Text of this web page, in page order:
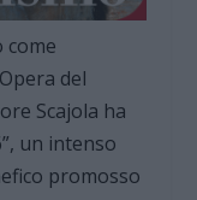
del
Scajola ha
un intenso
promosso